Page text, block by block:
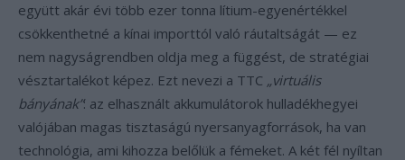
együtt akár évi több ezer tonna lítium-egyenértékkel
csökkenthetné a kínai importtól való ráutaltságát — ez
nem nagyságrendben oldja meg a függést, de stratégiai
vésztartalékot képez. Ezt nevezi a TTC „virtuális
bányának”: az elhasznált akkumulátorok hulladékhegyei
valójában magas tisztaságú nyersanyagforrások, ha van
technológia, ami kihozza belőlük a fémeket. A két fél nyíltan